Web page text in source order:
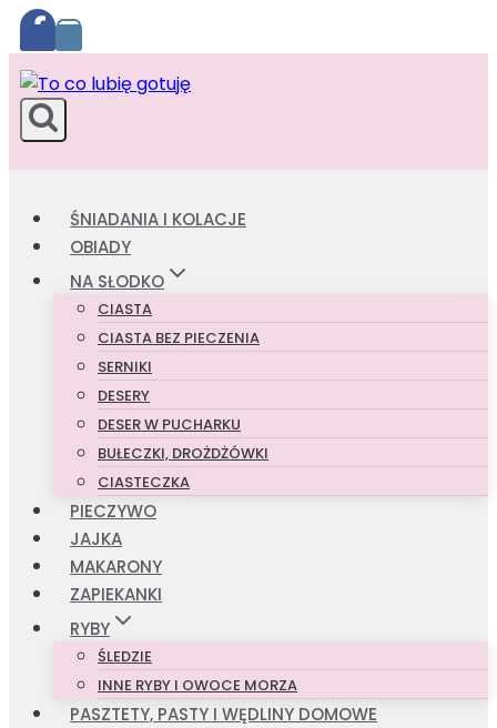
Przejdź
do
treści
ŚNIADANIA I KOLACJE
OBIADY
NA SŁODKO
CIASTA
CIASTA BEZ PIECZENIA
SERNIKI
DESERY
DESER W PUCHARKU
BUŁECZKI, DROŻDŻÓWKI
CIASTECZKA
PIECZYWO
JAJKA
MAKARONY
ZAPIEKANKI
RYBY
ŚLEDZIE
INNE RYBY I OWOCE MORZA
PASZTETY, PASTY I WĘDLINY DOMOWE